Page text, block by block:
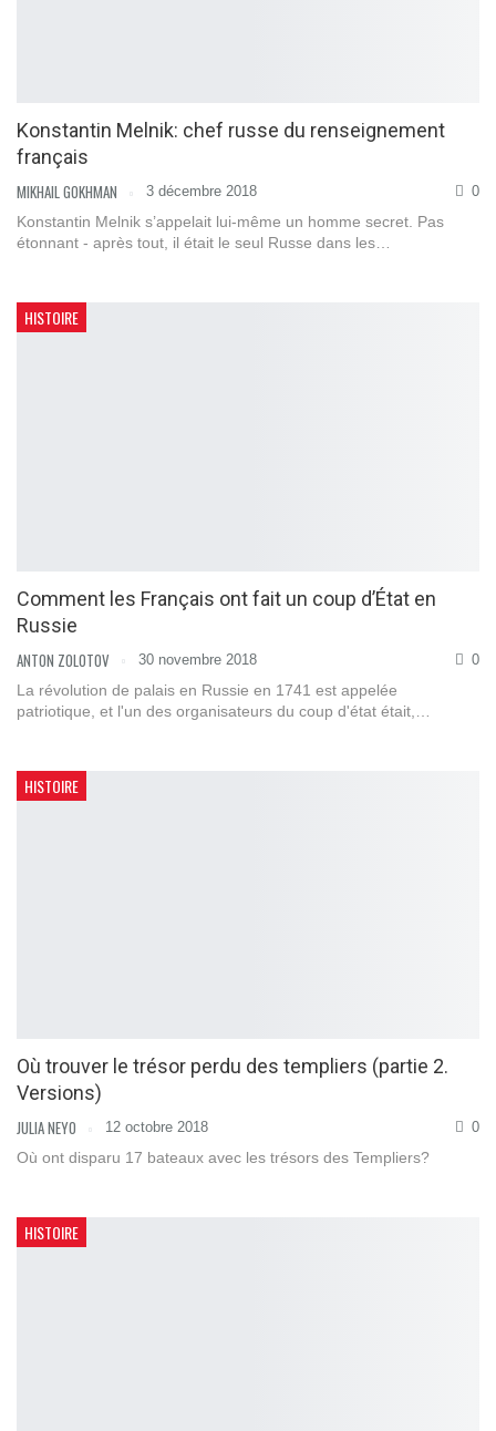
Konstantin Melnik: сhef russe du renseignement
français
MIKHAIL GOKHMAN 3 décembre 2018 0
Konstantin Melnik s’appelait lui-même un homme secret. Pas
étonnant - après tout, il était le seul Russe dans les…
HISTOIRE
Comment les Français ont fait un coup d’État en
Russie
ANTON ZOLOTOV 30 novembre 2018 0
La révolution de palais en Russie en 1741 est appelée
patriotique, et l'un des organisateurs du coup d'état était,…
HISTOIRE
Où trouver le trésor perdu des templiers (partie 2.
Versions)
JULIA NEYO 12 octobre 2018 0
Où ont disparu 17 bateaux avec les trésors des Templiers?
HISTOIRE